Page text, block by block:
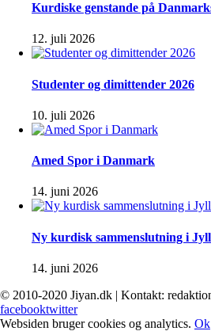
Kurdiske genstande på
12. juli 2026
Studenter og dimittender 2026
10. juli 2026
Amed Spor i Danmark
14. juni 2026
Ny kurdisk sammenslutning i
14. juni 2026
© 2010-2020 Jiyan.dk | Kontakt:
facebooktwitter
Websiden bruger cookies og analytics. Ok